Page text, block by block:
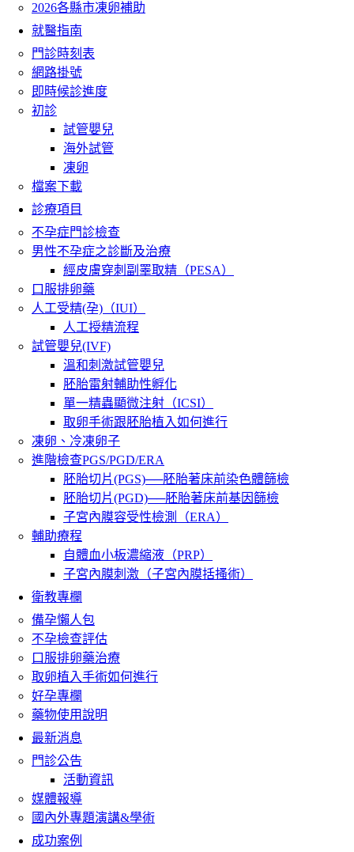
2026各縣市凍卵補助
就醫指南
門診時刻表
網路掛號
即時候診進度
初診
試管嬰兒
海外試管
凍卵
檔案下載
診療項目
不孕症門診檢查
男性不孕症之診斷及治療
經皮膚穿刺副睪取精（PESA）
口服排卵藥
人工受精(孕)（IUI）
人工授精流程
試管嬰兒(IVF)
溫和刺激試管嬰兒
胚胎雷射輔助性孵化
單一精蟲顯微注射（ICSI）
取卵手術跟胚胎植入如何進行
凍卵、冷凍卵子
進階檢查PGS/PGD/ERA
胚胎切片(PGS)──胚胎著床前染色體篩檢
胚胎切片(PGD)──胚胎著床前基因篩檢
子宮內膜容受性檢測（ERA）
輔助療程
自體血小板濃縮液（PRP）
子宮內膜刺激（子宮內膜括搔術）
衛教專欄
備孕懶人包
不孕檢查評估
口服排卵藥治療
取卵植入手術如何進行
好孕專欄
藥物使用說明
最新消息
門診公告
活動資訊
媒體報導
國內外專題演講&學術
成功案例